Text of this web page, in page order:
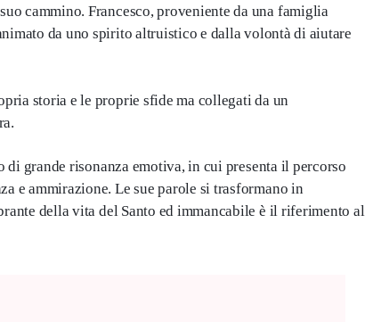
cammino. Francesco, proveniente da una famiglia
da uno spirito altruistico e dalla volontà di aiutare
storia e le proprie sfide ma collegati da un
di grande risonanza emotiva, in cui presenta il percorso
e ammirazione. Le sue parole si trasformano in
della vita del Santo ed immancabile è il riferimento al